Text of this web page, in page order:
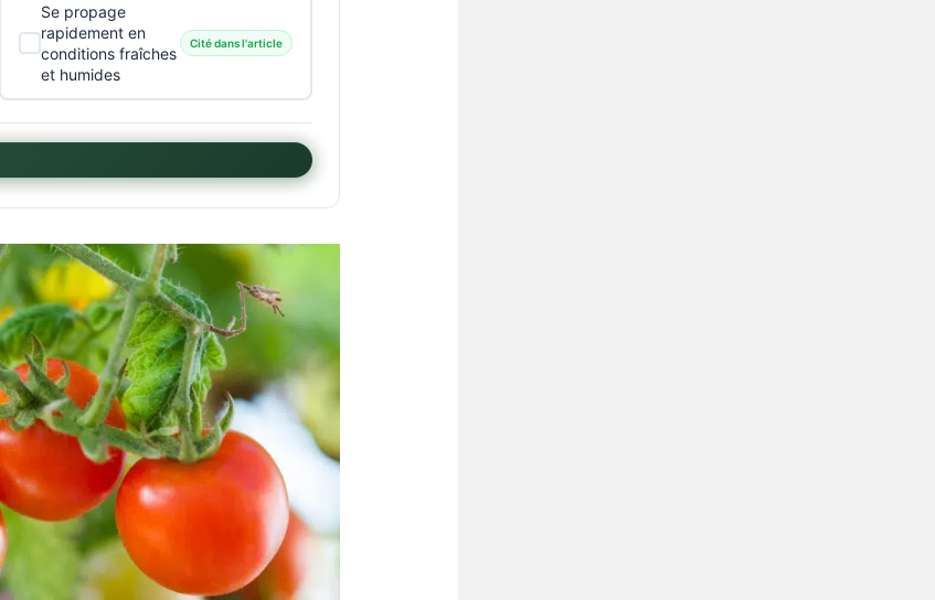
Se propage
rapidement en
conditions fraîches
et humides
Cité dans l'article